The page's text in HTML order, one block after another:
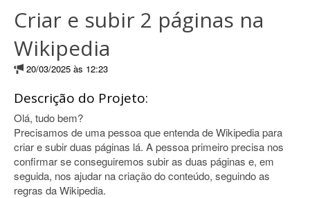
Criar e subir 2 páginas na
Wikipedia
20/03/2025 às 12:23
Descrição do Projeto:
Olá, tudo bem?
Precisamos de uma pessoa que entenda de Wikipedia para
criar e subir duas páginas lá. A pessoa primeiro precisa nos
confirmar se conseguiremos subir as duas páginas e, em
seguida, nos ajudar na criação do conteúdo, seguindo as
regras da Wikipedia.